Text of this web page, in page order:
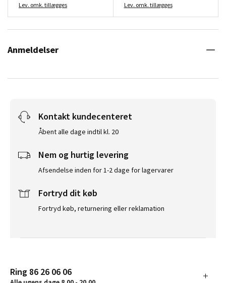
Lev. omk. tillægges Lev. omk. tillægges
Anmeldelser
Kontakt kundecenteret
Åbent alle dage indtil kl. 20
Nem og hurtig levering
Afsendelse inden for 1-2 dage for lagervarer
Fortryd dit køb
Fortryd køb, returnering eller reklamation
Ring 86 26 06 06